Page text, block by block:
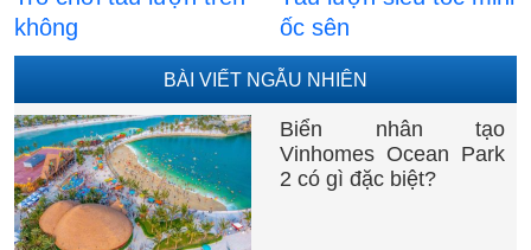
không
ốc sên
BÀI VIẾT NGẪU NHIÊN
Biển nhân tạo
Vinhomes Ocean Park
2 có gì đặc biệt?